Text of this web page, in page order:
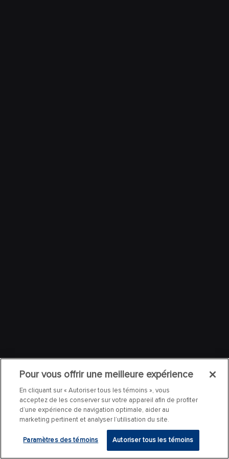
Pour vous offrir une meilleure expérience
En cliquant sur « Autoriser tous les témoins », vous
acceptez de les conserver sur votre appareil afin de profiter
d’une expérience de navigation optimale, aider au
marketing pertinent et analyser l’utilisation du site.
Paramètres des témoins Autoriser tous les témoins